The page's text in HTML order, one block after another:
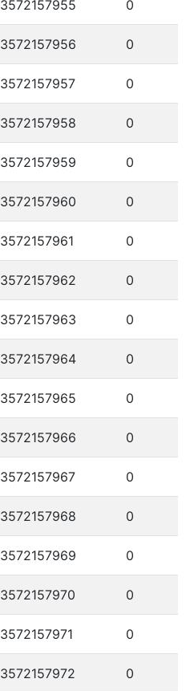
3572157955 0
3572157956 0
3572157957 0
3572157958 0
3572157959 0
3572157960 0
3572157961 0
3572157962 0
3572157963 0
3572157964 0
3572157965 0
3572157966 0
3572157967 0
3572157968 0
3572157969 0
3572157970 0
3572157971 0
3572157972 0